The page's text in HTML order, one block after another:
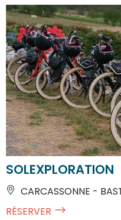
SOLEXPLORATION
CARCASSONNE -
RÉSERVER